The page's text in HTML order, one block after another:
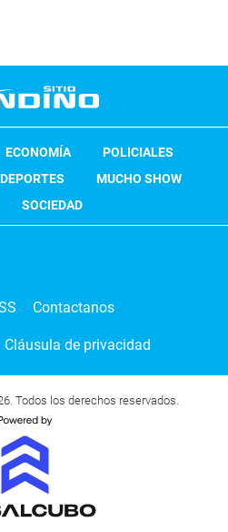
ECONOMÍA
POLICIALES
DEPORTES
MUCHO SHOW
SOCIEDAD
Contactanos
Cláusula de privacidad
Todos los derechos reservados.